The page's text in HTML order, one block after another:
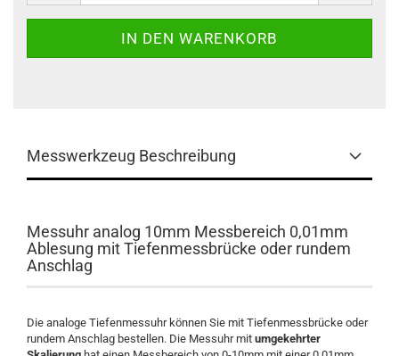
Messwerkzeug Beschreibung
Messuhr analog 10mm Messbereich 0,01mm
Ablesung mit Tiefenmessbrücke oder rundem
Anschlag
Die analoge Tiefenmessuhr können Sie mit Tiefenmessbrücke oder
rundem Anschlag bestellen. Die Messuhr mit umgekehrter